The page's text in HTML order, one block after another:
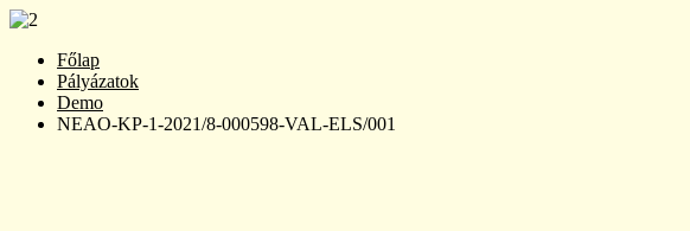
Főlap
Pályázatok
Demo
NEAO-KP-1-2021/8-000598-VAL-ELS/001